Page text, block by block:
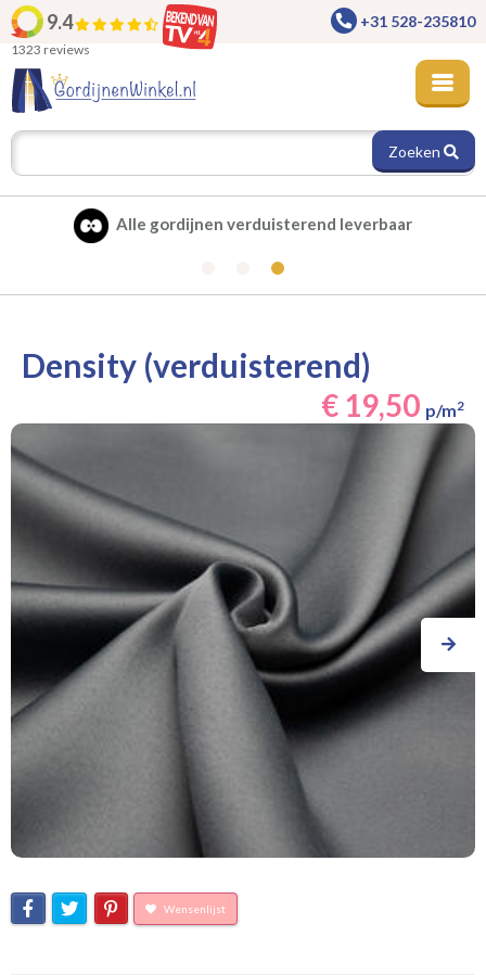
9.4
1323 reviews
+31 528-235810
Zoeken
Alle gordijnen verduisterend leverbaar
Density (verduisterend)
€ 19,50 p/m2
Wensenlijst